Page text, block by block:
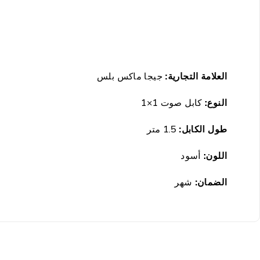
العلامة التجارية: جيجا ماكس بلس
النوع: كابل صوت 1×1
طول الكابل: 1.5 متر
اللون: أسود
الضمان: شهر